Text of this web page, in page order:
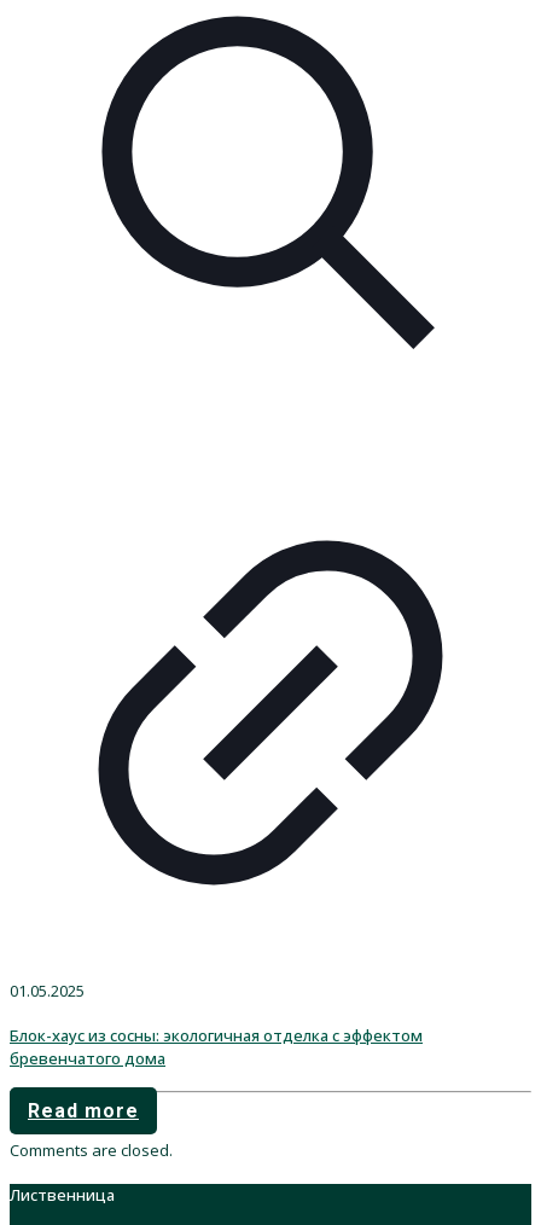
01.05.2025
Блок-хаус из сосны: экологичная отделка с эффектом
бревенчатого дома
Read more
Comments are closed.
Лиственница